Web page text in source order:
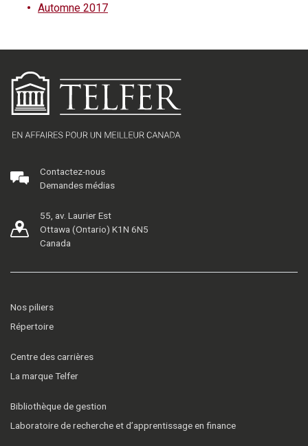
Automne 2017
Contactez-nous
Demandes médias
55, av. Laurier Est
Ottawa (Ontario) K1N 6N5
Canada
Nos piliers
Répertoire
Centre des carrières
La marque Telfer
Bibliothèque de gestion
Laboratoire de recherche et d’apprentissage en finance